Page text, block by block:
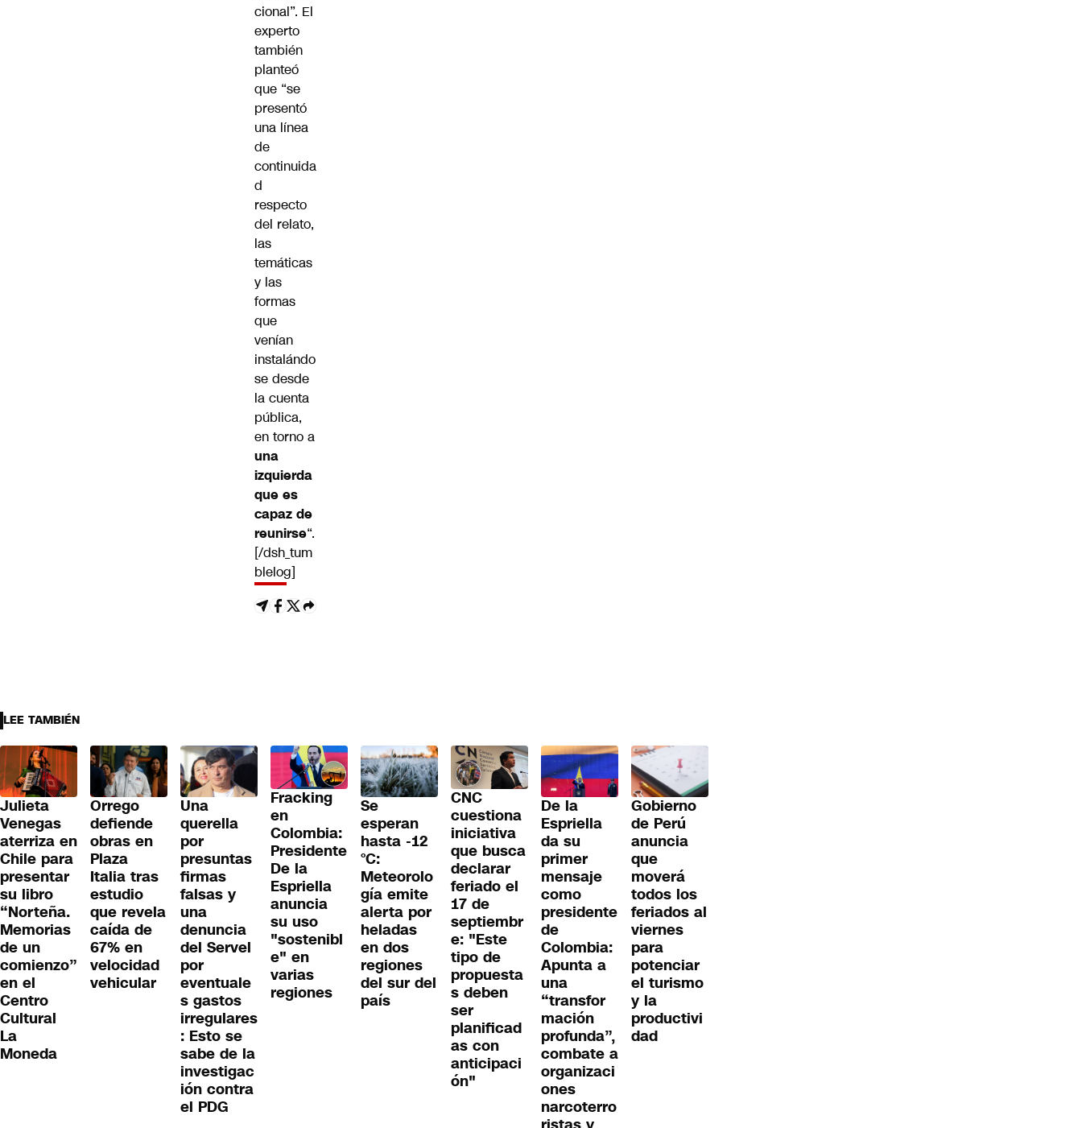
cional”. El
experto
también
planteó
que “se
presentó
una línea
de
continuida
d
respecto
del relato,
las
temáticas
y las
formas
que
venían
instalándo
se desde
la cuenta
pública,
en torno a
una
izquierda
que es
capaz de
reunirse“.
[/dsh_tum
blelog]
LEE TAMBIÉN
Julieta
Venegas
aterriza en
Chile para
presentar
su libro
“Norteña.
Memorias
de un
comienzo”
en el
Centro
Cultural
La
Moneda
Orrego
defiende
obras en
Plaza
Italia tras
estudio
que revela
caída de
67% en
velocidad
vehicular
Una
querella
por
presuntas
firmas
falsas y
una
denuncia
del Servel
por
eventuale
s gastos
irregulares
: Esto se
sabe de la
investigac
ión contra
el PDG
Fracking
en
Colombia:
Presidente
De la
Espriella
anuncia
su uso
"sostenibl
e" en
varias
regiones
Se
esperan
hasta -12
°C:
Meteorolo
gía emite
alerta por
heladas
en dos
regiones
del sur del
país
CNC
cuestiona
iniciativa
que busca
declarar
feriado el
17 de
septiembr
e: "Este
tipo de
propuesta
s deben
ser
planificad
as con
anticipaci
ón"
De la
Espriella
da su
primer
mensaje
como
presidente
de
Colombia:
Apunta a
una
“transfor
mación
profunda”,
combate a
organizaci
ones
narcoterro
Gobierno
de Perú
anuncia
que
moverá
todos los
feriados al
viernes
para
potenciar
el turismo
y la
productivi
dad